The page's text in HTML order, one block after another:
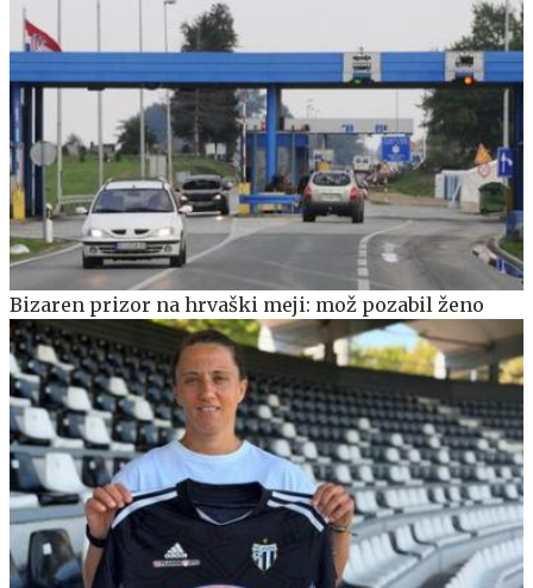
Bizaren prizor na hrvaški meji: mož pozabil ženo